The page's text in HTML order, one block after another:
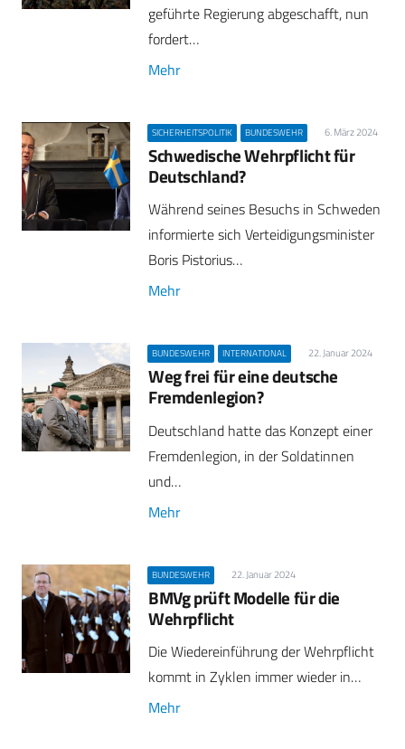
geführte Regierung abgeschafft, nun
fordert…
Mehr
SICHERHEITSPOLITIK BUNDESWEHR 6. März 2024
Schwedische Wehrpflicht für
Deutschland?
Während seines Besuchs in Schweden
informierte sich Verteidigungsminister
Boris Pistorius…
Mehr
BUNDESWEHR INTERNATIONAL 22. Januar 2024
Weg frei für eine deutsche
Fremdenlegion?
Deutschland hatte das Konzept einer
Fremdenlegion, in der Soldatinnen
und…
Mehr
BUNDESWEHR 22. Januar 2024
BMVg prüft Modelle für die
Wehrpflicht
Die Wiedereinführung der Wehrpflicht
kommt in Zyklen immer wieder in…
Mehr